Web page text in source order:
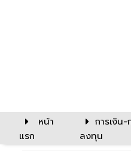
หน้า
แรก
การเงิน-
ลงทุน